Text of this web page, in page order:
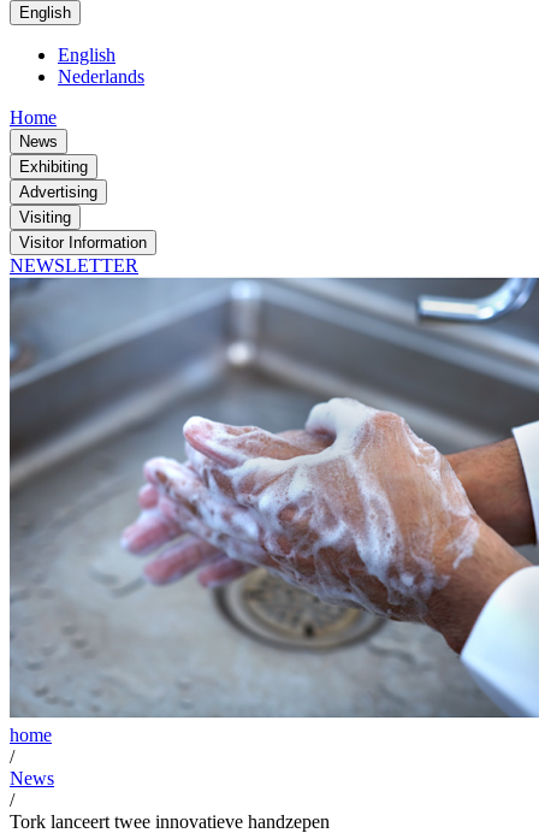
English
English
Nederlands
Home
News
Exhibiting
Advertising
Visiting
Visitor Information
NEWSLETTER
home
/
News
/
Tork lanceert twee innovatieve handzepen